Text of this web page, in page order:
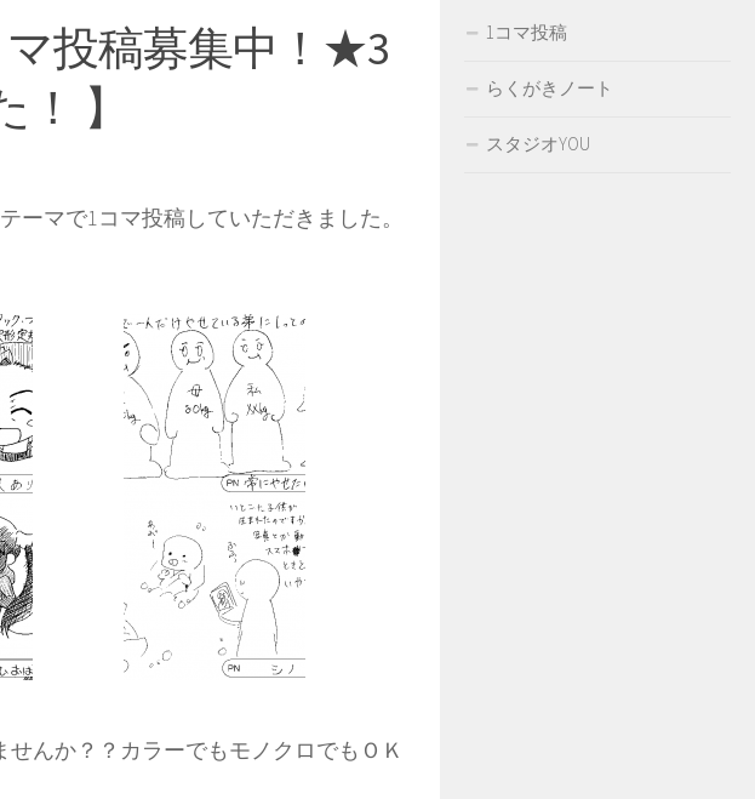
投稿募集中！★3
】
ーマで1コマ投稿していただきました。
んか？？カラーでもモノクロでもＯＫ
1コマ投稿
らくがきノート
スタジオYOU